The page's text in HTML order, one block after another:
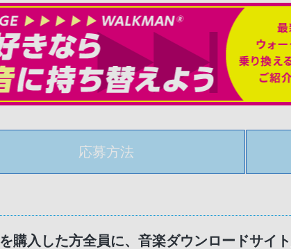
応募方法
を購入した方全員に、音楽ダウンロードサイト